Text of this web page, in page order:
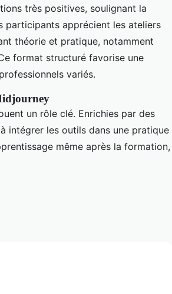
très positives, soulignant la
participants apprécient les ateliers
théorie et pratique, notamment
format structuré favorise une
variés.
un rôle clé. Enrichies par des
intégrer les outils dans une pratique
même après la formation,